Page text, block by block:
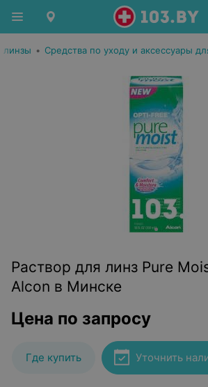
линзы • Средства по уходу и аксессуары
Раствор для линз Pure
Alcon в Минске
Цена по запросу
Где купить Уточнить